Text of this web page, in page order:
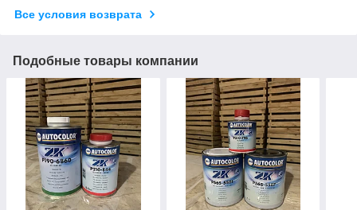
Все условия возврата
Подобные товары компании